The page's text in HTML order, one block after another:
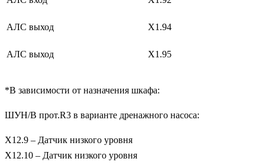
АЛС выход X1.94
АЛС выход X1.95
*В зависимости от назначения шкафа:
ШУН/В прот.R3 в варианте дренажного насоса:
X12.9 – Датчик низкого уровня
X12.10 – Датчик низкого уровня